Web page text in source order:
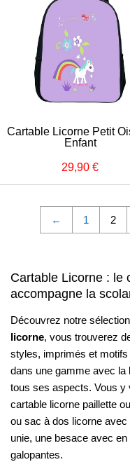
Cartable Licorne Petit
Enfant
Prix
régulier
29,90 €
€
← 1 2
Cartable Licorne : le
accompagne la
Découvrez notre
licorne, vous trouverez
styles, imprimés et
dans une gamme avec la
tous ses aspects. Vous y
cartable licorne paillette
ou sac à dos licorne
unie, une besace avec
galopantes.